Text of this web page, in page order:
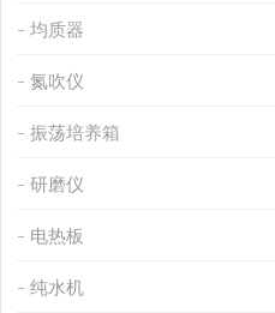
均质器
氮吹仪
振荡培养箱
研磨仪
电热板
纯水机